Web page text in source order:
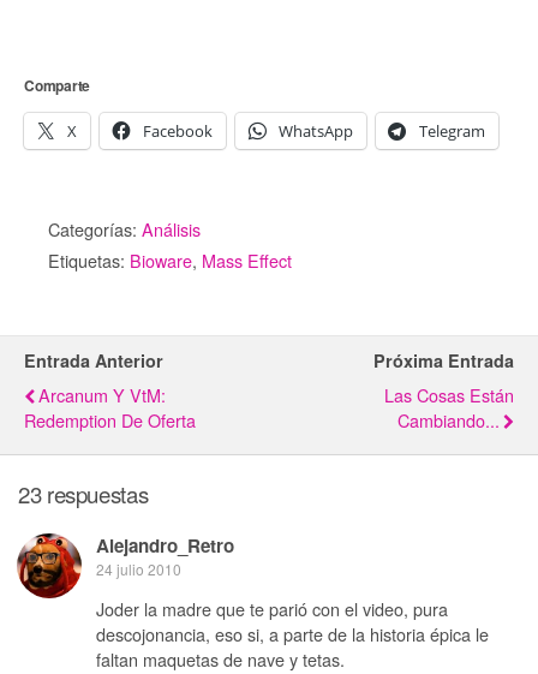
Comparte
X Facebook WhatsApp Telegram
Categorías: Análisis
Etiquetas: Bioware, Mass Effect
Entrada Anterior
Arcanum Y VtM:
Redemption De Oferta
Próxima Entrada
Las Cosas Están
Cambiando...
23 respuestas
Alejandro_Retro
24 julio 2010
Joder la madre que te parió con el video, pura
descojonancia, eso si, a parte de la historia épica le
faltan maquetas de nave y tetas.